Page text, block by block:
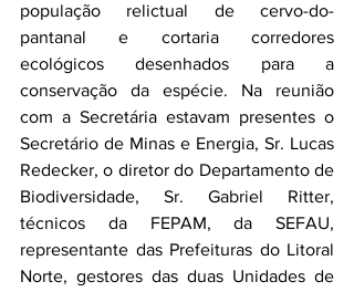
população relictual de cervo-do-
pantanal e cortaria corredores
ecológicos desenhados para a
conservação da espécie. Na reunião
com a Secretária estavam presentes o
Secretário de Minas e Energia, Sr. Lucas
Redecker, o diretor do Departamento de
Biodiversidade, Sr. Gabriel Ritter,
técnicos da FEPAM, da SEFAU,
representante das Prefeituras do Litoral
Norte, gestores das duas Unidades de